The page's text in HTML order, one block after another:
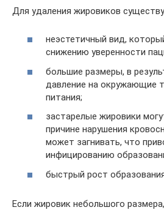
Для удаления жировиков
неэстетичный вид,
снижению уверенности
большие размеры, в
давление на окружающие
питания;
застарелые жировики
причине нарушения
может загнивать, что
инфицированию
быстрый рост
Если жировик небольшого